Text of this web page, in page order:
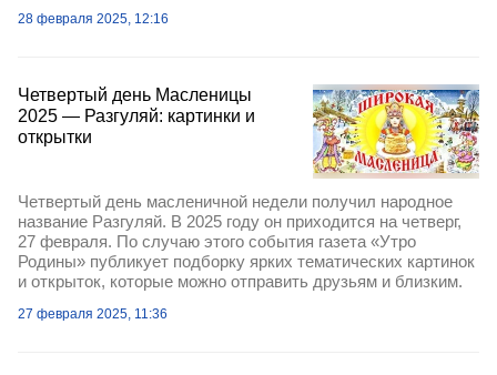
28 февраля 2025, 12:16
Четвертый день Масленицы
2025 — Разгуляй: картинки и
открытки
Четвертый день масленичной недели получил народное
название Разгуляй. В 2025 году он приходится на четверг,
27 февраля. По случаю этого события газета «Утро
Родины» публикует подборку ярких тематических картинок
и открыток, которые можно отправить друзьям и близким.
27 февраля 2025, 11:36